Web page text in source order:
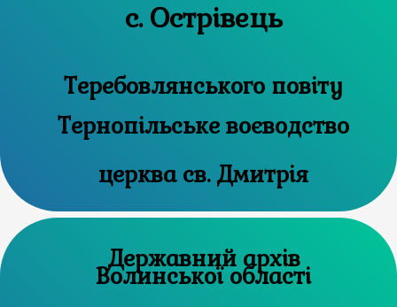
с. Острівець
Теребовлянського повіту
Тернопільське воєводство
церква св. Дмитрія
Державний архів
Волинської області